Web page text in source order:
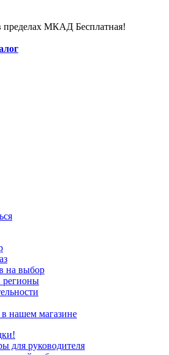
пределах МКАД Бесплатная!
на выбор
регионы
нашем магазине
для руководителя